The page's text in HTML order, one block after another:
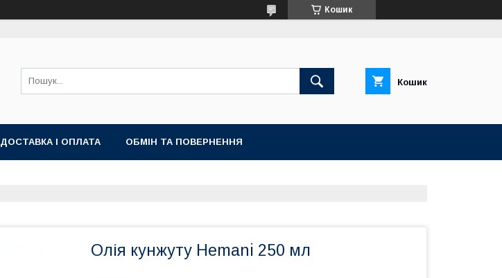
Кошик
Кошик
ДОСТАВКА І ОПЛАТА ОБМІН ТА ПОВЕРНЕННЯ
Олія кунжуту Hemani 250 мл